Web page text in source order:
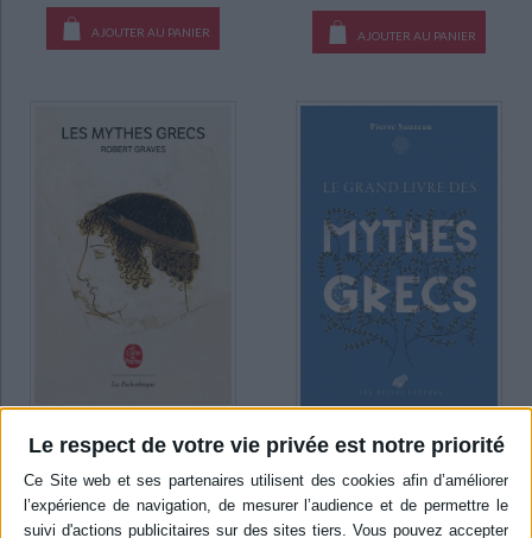
Le respect de votre vie privée est notre priorité
AJOUTER AU PANIER AJOUTER AU PANIER
Les mythes grecs
Le Livre de poche
Le grand livre des mythes
Auteur :Pierre Sauzeau
Éditeur(s) :Belles lettres